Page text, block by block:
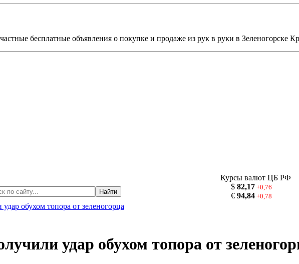
бесплатные объявления о покупке и продаже из рук в руки в Зеленогорске
Найти
Курсы валют ЦБ РФ
$ 82,17+0,76
€ 94,84+0,78
обухом топора от зеленогорца
удар обухом топора от